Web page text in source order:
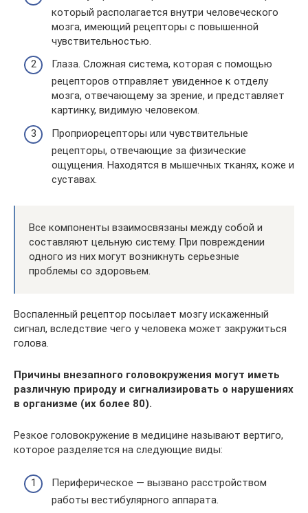
который располагается внутри человеческого
мозга, имеющий рецепторы с повышенной
чувствительностью.
Глаза. Сложная система, которая с помощью
рецепторов отправляет увиденное к отделу
мозга, отвечающему за зрение, и представляет
картинку, видимую человеком.
Проприорецепторы или чувствительные
рецепторы, отвечающие за физические
ощущения. Находятся в мышечных тканях, коже и
суставах.
Все компоненты взаимосвязаны между собой и
составляют цельную систему. При повреждении
одного из них могут возникнуть серьезные
проблемы со здоровьем.
Воспаленный рецептор посылает мозгу искаженный
сигнал, вследствие чего у человека может закружиться
голова.
Причины внезапного головокружения могут иметь
различную природу и сигнализировать о нарушениях
в организме (их более 80).
Резкое головокружение в медицине называют вертиго,
которое разделяется на следующие виды:
Периферическое — вызвано расстройством
работы вестибулярного аппарата.